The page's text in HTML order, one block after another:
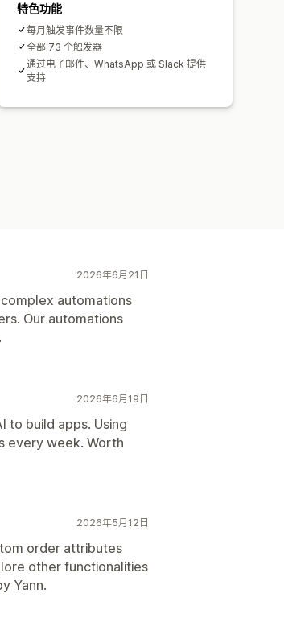
特色功能
每月触发事件数量不限
全部 73 个触发器
通过电子邮件、WhatsApp 或 Slack 提供
支持
2026年6月21日
complex automations
Our automations
2026年6月19日
to build apps. Using
every week. Worth
2026年5月12日
order attributes
other functionalities
Yann.